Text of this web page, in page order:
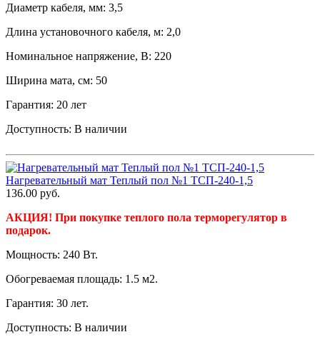
Диаметр кабеля, мм: 3,5
Длина установочного кабеля, м: 2,0
Номинальное напряжение, В: 220
Ширина мата, см: 50
Гарантия: 20 лет
Доступность: В наличии
Нагревательный мат Теплый пол №1 ТСП-240-1,5
136.00 руб.
АКЦИЯ! При покупке теплого пола терморегулятор в
подарок.
Мощность: 240 Вт.
Обогреваемая площадь: 1.5 м2.
Гарантия: 30 лет.
Доступность: В наличии